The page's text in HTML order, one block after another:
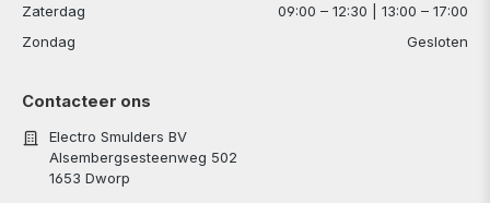
Zaterdag
09:00 – 12:30 | 13:00 – 17:00
Zondag
Gesloten
Contacteer ons
Electro Smulders BV
Alsembergsesteenweg 502
1653 Dworp